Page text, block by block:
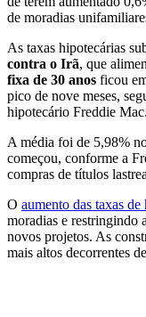
de moradias
As taxas ⁠hipotecárias
contra o Irã, que
fixa de 30 anos ficou
pico de nove meses,
‌hipotecário Freddie Mac.
A média foi de 5,98%
começou, conforme a
compras de títulos
O aumento das taxas de
moradias e restringindo
novos projetos. As
mais altos decorrentes